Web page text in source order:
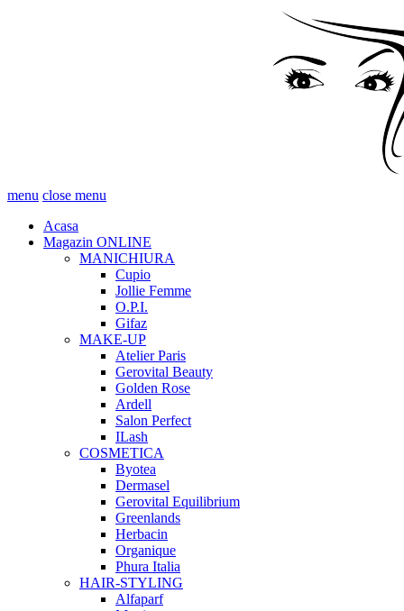
menu close menu
Acasa
Magazin ONLINE
MANICHIURA
Cupio
Jollie Femme
O.P.I.
Gifaz
MAKE-UP
Atelier Paris
Gerovital Beauty
Golden Rose
Ardell
Salon Perfect
ILash
COSMETICA
Byotea
Dermasel
Gerovital Equilibrium
Greenlands
Herbacin
Organique
Phura Italia
HAIR-STYLING
Alfaparf